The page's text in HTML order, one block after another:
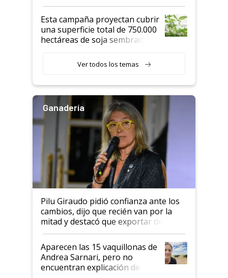
Esta campaña proyectan cubrir
una superficie total de 750.000
hectáreas de soja sembradas
variedades que marcan un
salto tecnológico en genética y
Ver todos los temas
Ganadería
Pilu Giraudo pidió confianza ante los
cambios, dijo que recién van por la
mitad y destacó que exportar dejó de
ser "para unos pocos": "Tenemos un
mandato muy claro del gobierno
nacional"
Aparecen las 15 vaquillonas de
Andrea Sarnari, pero no
encuentran explicación de